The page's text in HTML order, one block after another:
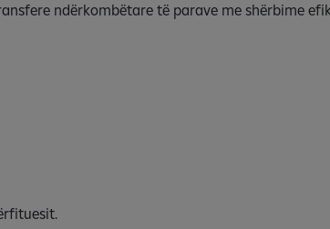
ndërkombëtare të parave me shërbime